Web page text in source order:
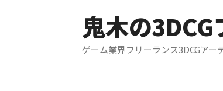
鬼木の3DCG
ゲーム業界フリーランス3DCGア